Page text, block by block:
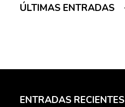
ÚLTIMAS ENTRADAS
ENTRADAS RECIENTES